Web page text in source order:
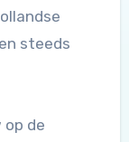
steeds
op de